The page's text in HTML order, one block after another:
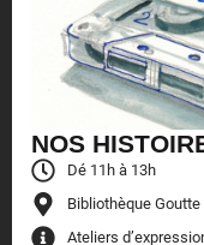
NOS
Dé 11h à 13h
Bibliothèque Goutte
Ateliers